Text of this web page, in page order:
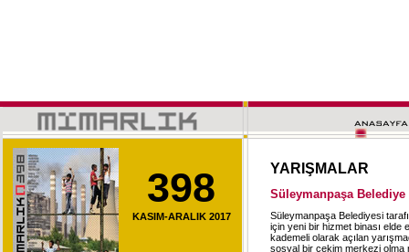
398
KASIM-ARALIK 2017
YARIŞMALAR
Süleymanpaşa Belediye
Süleymanpaşa Belediyesi
için yeni bir hizmet binası elde
kademeli olarak açılan
sosyal bir çekim merkezi olma